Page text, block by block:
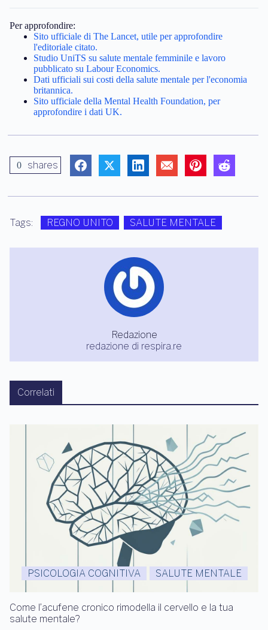
Per approfondire:
Sito ufficiale di The Lancet, utile per approfondire
l'editoriale citato.
Studio UniTS su salute mentale femminile e lavoro
pubblicato su Labour Economics.
Dati ufficiali sui costi della salute mentale per l'economia
britannica.
Sito ufficiale della Mental Health Foundation, per
approfondire i dati UK.
0 shares
Tags: REGNO UNITO SALUTE MENTALE
Redazione
redazione di respira.re
Correlati
PSICOLOGIA COGNITIVA SALUTE MENTALE
Come l’acufene cronico rimodella il cervello e la tua
salute mentale?